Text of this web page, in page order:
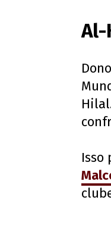
Al-
Isso